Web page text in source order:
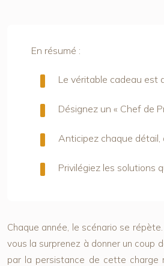
En résumé :
Le véritable cadeau est
Désignez un « Chef de
Anticipez chaque
Privilégiez les solutions
Chaque année, le scénario se
vous la surprenez à donner un coup
par la persistance de cette charge